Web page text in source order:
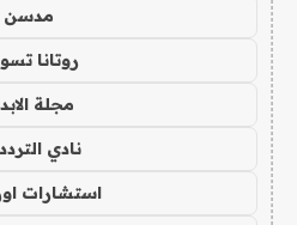
مدسن
روتانا
مجلة
نادي
استشارات